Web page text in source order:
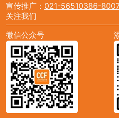
宣传推广： 021-56510386-
关注我们
微信公众号